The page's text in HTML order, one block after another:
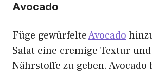
Avocado
Füge gewürfelteAvocado
Salat eine cremige Textur
Nährstoffe zu geben.